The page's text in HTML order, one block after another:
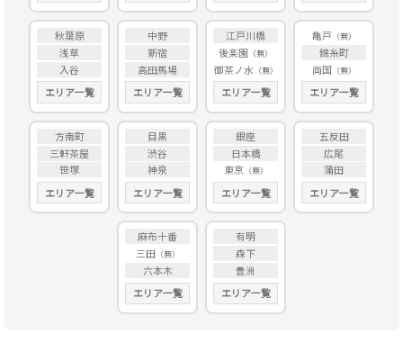
秋葉原
浅草
入谷
エリア一覧
中野
新宿
高田馬場
エリア一覧
江戸川橋
後楽園
御茶ノ水
エリア一覧
亀戸
錦糸町
両国
エリア一覧
方南町
三軒茶屋
笹塚
エリア一覧
目黒
渋谷
神泉
エリア一覧
銀座
日本橋
東京
エリア一覧
五反田
広尾
蒲田
エリア一覧
麻布十番
三田
六本木
エリア一覧
有明
森下
豊洲
エリア一覧